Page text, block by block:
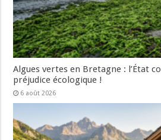
Algues vertes en Bretagne : l’État
préjudice écologique !
6 août 2026